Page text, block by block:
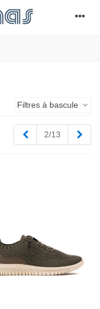
Filtres à bascule
Précédent
3/13